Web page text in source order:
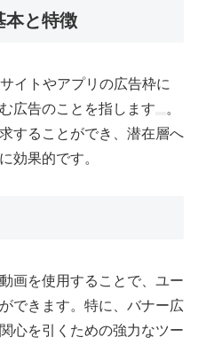
本と特徴
イトやアプリの広告枠に
広告のことを指します
。
することができ、潜在層へ
効果的です。
画を使用することで、ユー
できます。特に、バナー広
心を引くための強力なツー